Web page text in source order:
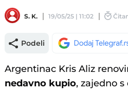
S. K. 19/05/25 | 11:02
Podeli
Argentinac Kris Aliz
nedavno kupio, zajedno